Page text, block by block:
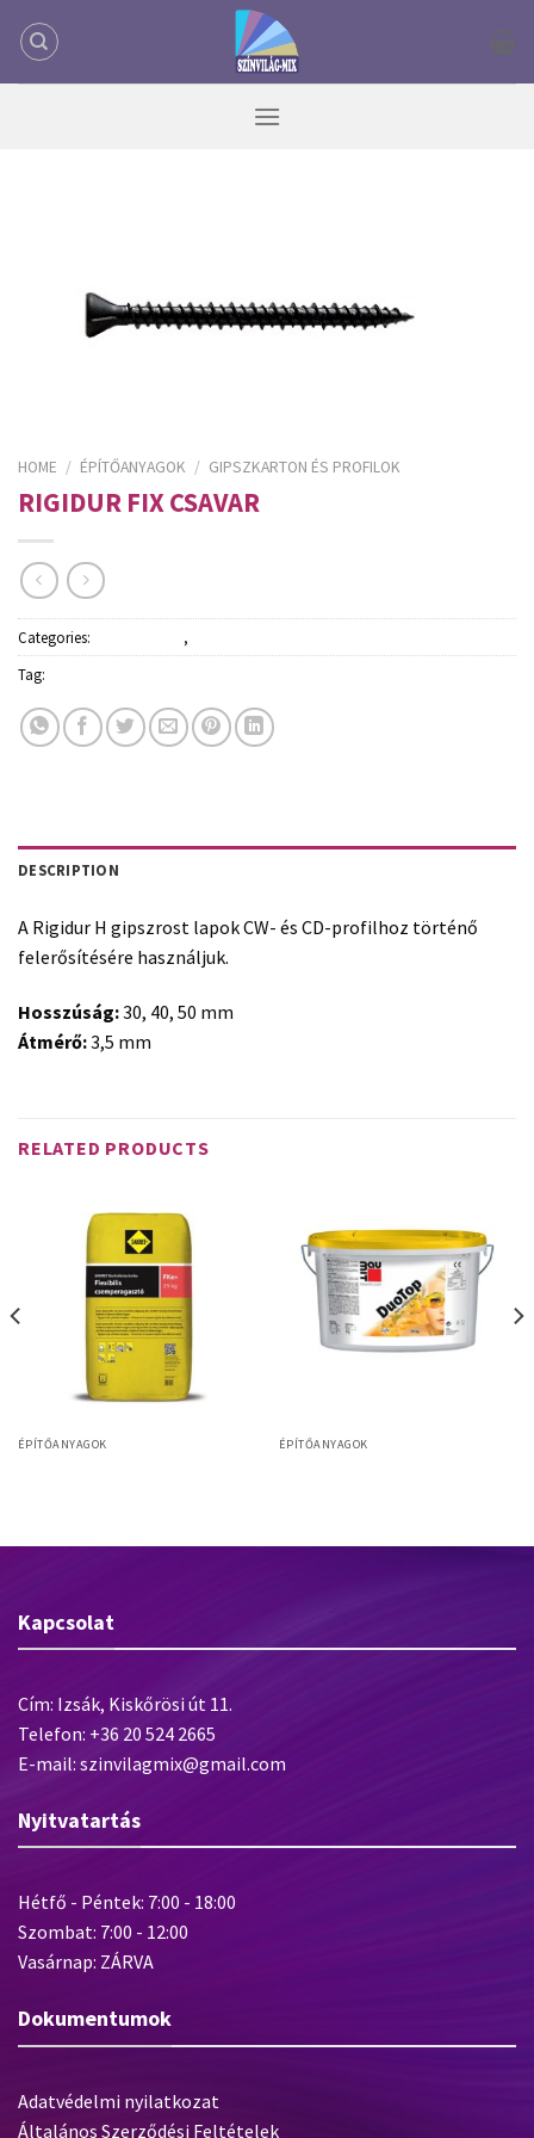
HOME / ÉPÍTŐANYAGOK / GIPSZKARTON ÉS PROFILOK
RIGIDUR FIX CSAVAR
Categories: ,
Tag:
DESCRIPTION
A Rigidur H gipszrost lapok CW- és CD-profilhoz történő
felerősítésére használjuk.
Hosszúság:30, 40, 50 mm
Átmérő:3,5 mm
RELATED PRODUCTS
ÉPÍTŐANYAGOK ÉPÍTŐANYAGOK
Kapcsolat
Cím: Izsák, Kiskőrösi út 11.
Telefon: +36 20 524 2665
E-mail: szinvilagmix@gmail.com
Nyitvatartás
Hétfő - Péntek: 7:00 - 18:00
Szombat: 7:00 - 12:00
Vasárnap: ZÁRVA
Dokumentumok
Adatvédelmi nyilatkozat
Általános Szerződési Feltételek